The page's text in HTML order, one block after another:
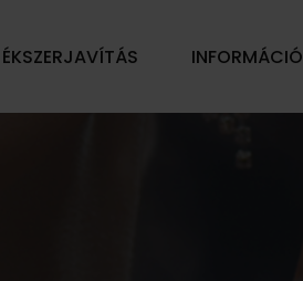
ÉKSZERJAVÍTÁS INFORMÁCIÓ